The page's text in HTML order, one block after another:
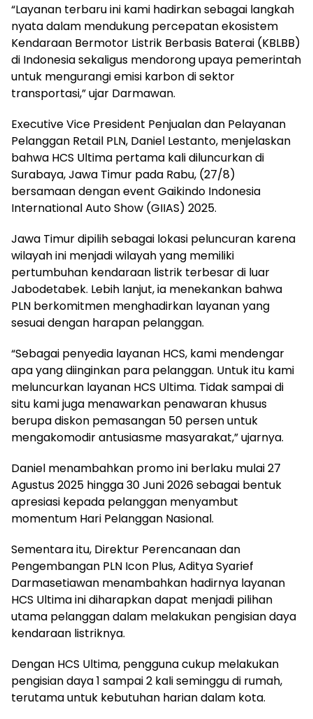
“Layanan terbaru ini kami hadirkan sebagai langkah
nyata dalam mendukung percepatan ekosistem
Kendaraan Bermotor Listrik Berbasis Baterai (KBLBB)
di Indonesia sekaligus mendorong upaya pemerintah
untuk mengurangi emisi karbon di sektor
transportasi,” ujar Darmawan.
Executive Vice President Penjualan dan Pelayanan
Pelanggan Retail PLN, Daniel Lestanto, menjelaskan
bahwa HCS Ultima pertama kali diluncurkan di
Surabaya, Jawa Timur pada Rabu, (27/8)
bersamaan dengan event Gaikindo Indonesia
International Auto Show (GIIAS) 2025.
Jawa Timur dipilih sebagai lokasi peluncuran karena
wilayah ini menjadi wilayah yang memiliki
pertumbuhan kendaraan listrik terbesar di luar
Jabodetabek. Lebih lanjut, ia menekankan bahwa
PLN berkomitmen menghadirkan layanan yang
sesuai dengan harapan pelanggan.
“Sebagai penyedia layanan HCS, kami mendengar
apa yang diinginkan para pelanggan. Untuk itu kami
meluncurkan layanan HCS Ultima. Tidak sampai di
situ kami juga menawarkan penawaran khusus
berupa diskon pemasangan 50 persen untuk
mengakomodir antusiasme masyarakat,” ujarnya.
Daniel menambahkan promo ini berlaku mulai 27
Agustus 2025 hingga 30 Juni 2026 sebagai bentuk
apresiasi kepada pelanggan menyambut
momentum Hari Pelanggan Nasional.
Sementara itu, Direktur Perencanaan dan
Pengembangan PLN Icon Plus, Aditya Syarief
Darmasetiawan menambahkan hadirnya layanan
HCS Ultima ini diharapkan dapat menjadi pilihan
utama pelanggan dalam melakukan pengisian daya
kendaraan listriknya.
Dengan HCS Ultima, pengguna cukup melakukan
pengisian daya 1 sampai 2 kali seminggu di rumah,
terutama untuk kebutuhan harian dalam kota.